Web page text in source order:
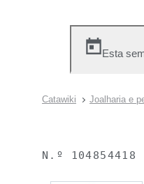
Esta
Catawiki Joalharia e
N.º 104854418